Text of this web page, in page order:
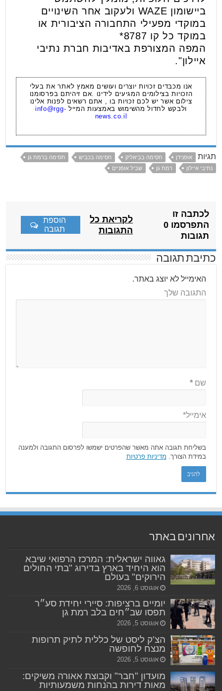
ביישומון WAZE ולעקוב אחר השינויים
במוקדי מפעילי התחבורה הציבורית או
במוקד כל קו 8787*
המפה המצורפת באדיבות חברת נתיבי
איילון".
אנו מכבדים זכויות יוצרים ועושים מאמץ לאתר את בעלי
הזכויות בצילומים המגיעים לידינו .אם זיהיתם בפרסומנו
צילום אשר יש לכם זכויות בו , אתם רשאים לפנות אלינו
ולבקש לחדול מהשימוש באמצעות המייל info@rgg-
news.co.il
תגיות אופנידן חסימה בביאליק חסימה בכביש
חסימה ברמת גן
נתיבי איילון
רמת גן שביל אופניים
לכתבה זו
התפרסמו 0
תגובות
לקריאת כל
התגובות
הוספת
תגובה
כתיבת תגובה
האימייל לא יוצג באתר.
התגובה שלך
שם*
אימייל*
בשליחת תגובה אתה מאשר שהפרטים ישמשו לפרסום התגובה ולמענה
במידת הצורך. מדיניות פרטיות
אחרונים באתר
גאווה ישראלית: המרכז הרפואי שיבא
הוא היחיד בארץ בדירוג "בתי החולים
הירוקים" בעולם
אוגוסט 6, 2026
יומיים ברציפות: סיירי יחידת סע״ר
תפסו שב״חים בלב רמת גן
אוגוסט 5, 2026
הצ'ק ליסט של כללית לתיק תרופות
מנצח לחופשה
אוגוסט 5, 2026
מועדון "חבר" וקבוצת אאורה משיקים:
מאות דירות בהנחות משמעותיות